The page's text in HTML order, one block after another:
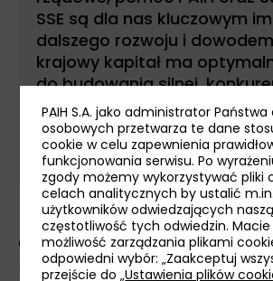
SSE są dla nas kluczowym
dalszego rozwoju i
krajowy kapitał ma
do budowania silnej,
pozycji. -Magdalena
Dyrektor ds.
prawnych, OstroVit sp. z o.o.
Centrum produkcyjno-
rozpocznie swoją działalność
PAIH S.A. jako administrator
osobowych przetwarza te dane
cookie w celu zapewnienia
funkcjonowania serwisu. Po
zgody możemy wykorzystywać pliki
celach analitycznych by ustalić
użytkowników odwiedzających
częstotliwość tych odwiedzin. Macie
możliwość zarządzania plikami
odpowiedni wybór: „Zaakceptuj
przejście do „Ustawienia plików